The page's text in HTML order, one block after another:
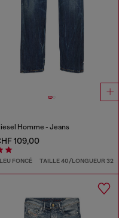
Homme - Jeans
109,00
FONCÉ TAILLE 40/LONGUEUR 32